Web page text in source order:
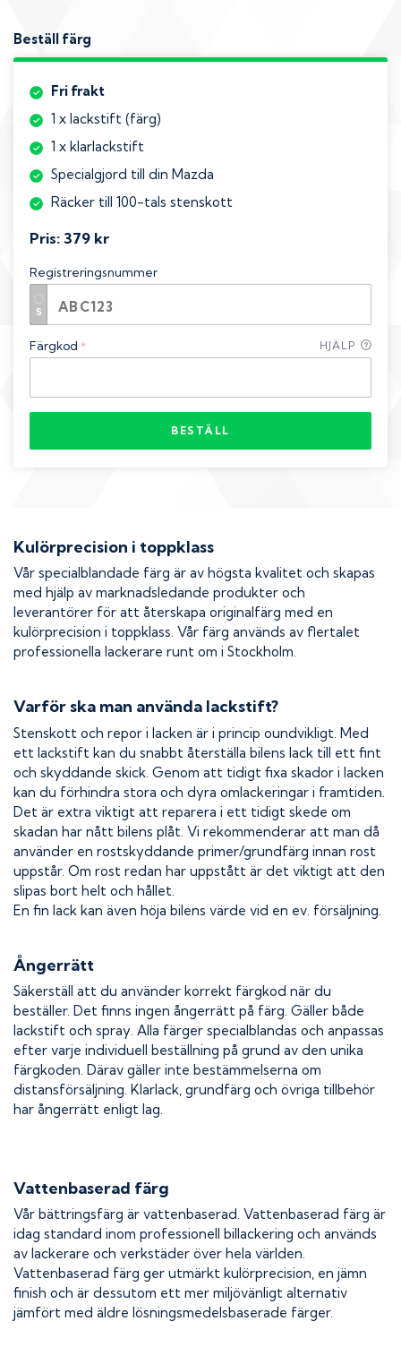
Beställ färg
Fri frakt
1 x lackstift (färg)
1 x klarlackstift
Specialgjord till din Mazda
Räcker till 100-tals stenskott
Pris: 379 kr
Registreringsnummer
Färgkod * HJÄLP
BESTÄLL
Kulörprecision i toppklass
Vår specialblandade färg är av högsta kvalitet och skapas
med hjälp av marknadsledande produkter och
leverantörer för att återskapa originalfärg med en
kulörprecision i toppklass. Vår färg används av flertalet
professionella lackerare runt om i Stockholm.
Varför ska man använda lackstift?
Stenskott och repor i lacken är i princip oundvikligt. Med
ett lackstift kan du snabbt återställa bilens lack till ett fint
och skyddande skick. Genom att tidigt fixa skador i lacken
kan du förhindra stora och dyra omlackeringar i framtiden.
Det är extra viktigt att reparera i ett tidigt skede om
skadan har nått bilens plåt. Vi rekommenderar att man då
använder en rostskyddande primer/grundfärg innan rost
uppstår. Om rost redan har uppstått är det viktigt att den
slipas bort helt och hållet.
En fin lack kan även höja bilens värde vid en ev. försäljning.
Ångerrätt
Säkerställ att du använder korrekt färgkod när du
beställer. Det finns ingen ångerrätt på färg. Gäller både
lackstift och spray. Alla färger specialblandas och anpassas
efter varje individuell beställning på grund av den unika
färgkoden. Därav gäller inte bestämmelserna om
distansförsäljning. Klarlack, grundfärg och övriga tillbehör
har ångerrätt enligt lag.
Vattenbaserad färg
Vår bättringsfärg är vattenbaserad. Vattenbaserad färg är
idag standard inom professionell billackering och används
av lackerare och verkstäder över hela världen.
Vattenbaserad färg ger utmärkt kulörprecision, en jämn
finish och är dessutom ett mer miljövänligt alternativ
jämfört med äldre lösningsmedelsbaserade färger.